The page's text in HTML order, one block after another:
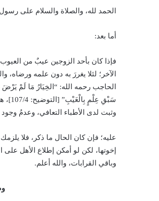
الحمد لله، والصلاة والسلام على
أما بعد:
فإذا كان بأحد الزوجين عيبٌ من
الآخر؛ لئلا يغررَ به دون علمه
الحاجب رحمه الله: “الخِيَارُ مَا لَمْ
سَبْقِ
وثبت لدى الأطباء التعافي، وعدمُ
عليه؛ فإن كان الحال ما ذكر، فلا
إخوتها، لكن لو أمكن إطلاع الأهل
وباقي القرابات، والله أعلم.